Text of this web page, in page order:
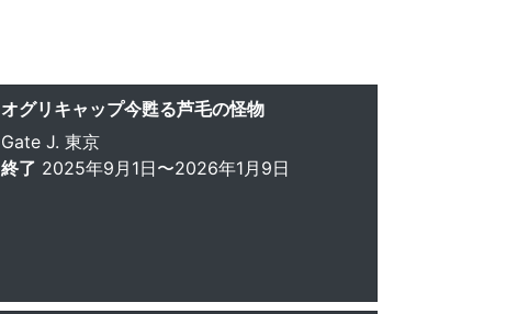
オグリキャップ今甦る芦毛の怪物
Gate J. 東京
終了 2025年9月1日〜2026年1月9日